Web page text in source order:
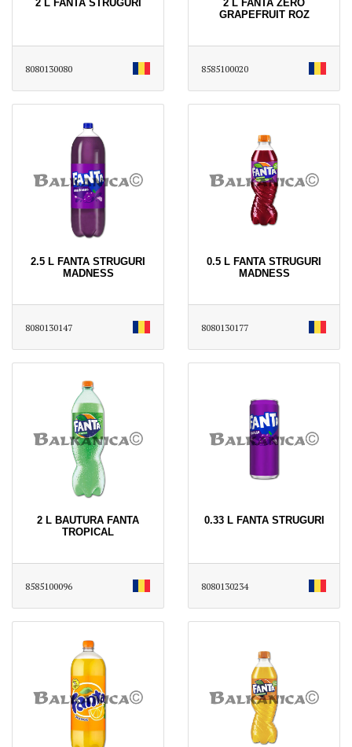
2 L FANTA STRUGURI
8080130080
2 L FANTA ZERO
GRAPEFRUIT ROZ
8585100020
2.5 L FANTA STRUGURI
MADNESS
8080130147
0.5 L FANTA STRUGURI
MADNESS
8080130177
2 L BAUTURA FANTA
TROPICAL
8585100096
0.33 L FANTA STRUGURI
8080130234